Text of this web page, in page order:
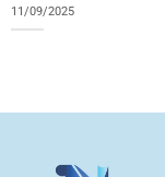
11/09/2025